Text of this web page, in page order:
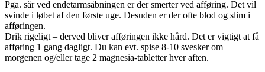
Pga. sår ved endetarmsåbningen er der smerter ved afføring. Det vil
svinde i løbet af den første uge. Desuden er der ofte blod og slim i
afføringen.
Drik rigeligt – derved bliver afføringen ikke hård. Det er vigtigt at få
afføring 1 gang dagligt. Du kan evt. spise 8-10 svesker om
morgenen og/eller tage 2 magnesia-tabletter hver aften.